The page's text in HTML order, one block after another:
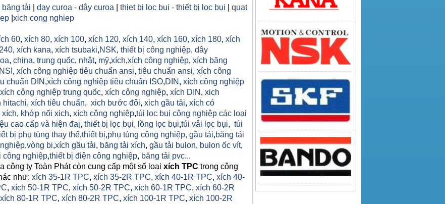
băng tải day curoa - dây curoa thiet bi loc bui - thiết bị lọc bụi
quat
xich cong nghiep
60, xích 80, xích 100, xích 120, xích 140, xích 160, xích 180, xích
, xích kana, xích tsubaki,NSK, thiết bị công nghiệp, dây
, china, trung quốc, nhật, mỹ,xích,xích công nghiệp, xích băng
, xích công nghiệp tiêu chuẩn ansi, tiêu chuẩn ansi, xích công
chuẩn DIN ,xích công nghiệp tiêu chuẩn ISO,DIN , xích công nghiệp
xích công nghiệp trung quốc, xích công nghiệp, xích DIN , xich
hitachi, xích tiêu chuẩn, xich bước đôi, xich gầu tải, xích có
xích, khớp nối xich, xích công nghiệp,túi lọc bụi công nghiệp các loại
cao cấp và hiện đaị, thiết bị lọc bụi, lồng lọc bụi,túi vải lọc bụi, túi
bị phụ tùng thay thế,thiết bị,phụ tùng công nghiệp, gầu tải,băng tải
,vòng bi,xích gầu tải, băng tải xích, gầu tải bulon, bulon ốc vít,
công nghiệp,thiết bị điện công nghiệp, băng tải pvc...
công ty Toàn Phát còn cung cấp một số loại xích TPC trong công
như: xích 35-1R TPC, xích 35-2R TPC, xích 40-1R TPC, xích 40-
, xích 50-1R TPC, xích 50-2R TPC, xích 60-1R TPC, xích 60-2R
xích 80-1R TPC, xích 80-2R TPC, xích 100-1R TPC, xích 100-2R